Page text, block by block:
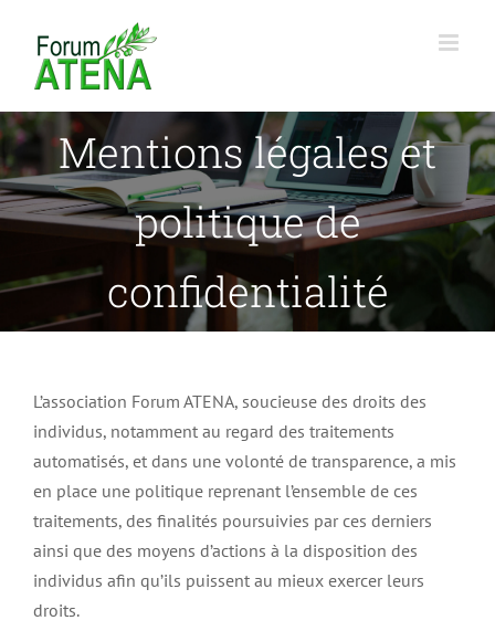
contenu
Mentions légales et
politique de
confidentialité
L’association Forum ATENA, soucieuse des droits des
individus, notamment au regard des traitements
automatisés, et dans une volonté de transparence, a mis
en place une politique reprenant l’ensemble de ces
traitements, des finalités poursuivies par ces derniers
ainsi que des moyens d’actions à la disposition des
individus afin qu’ils puissent au mieux exercer leurs
droits.